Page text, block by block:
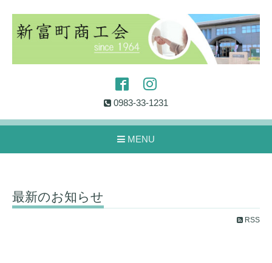
0983-33-1231
MENU
最新のお知らせ
RSS